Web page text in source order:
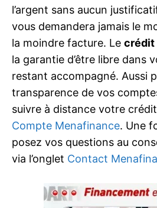
l’argent sans aucun
vous demandera jamais le
la moindre facture. Le crédit
la garantie d’être libre dans
restant accompagné. Aussi
transparence de vos
suivre à distance votre
Compte Menafinance. Une
posez vos questions au
via l’onglet Contact